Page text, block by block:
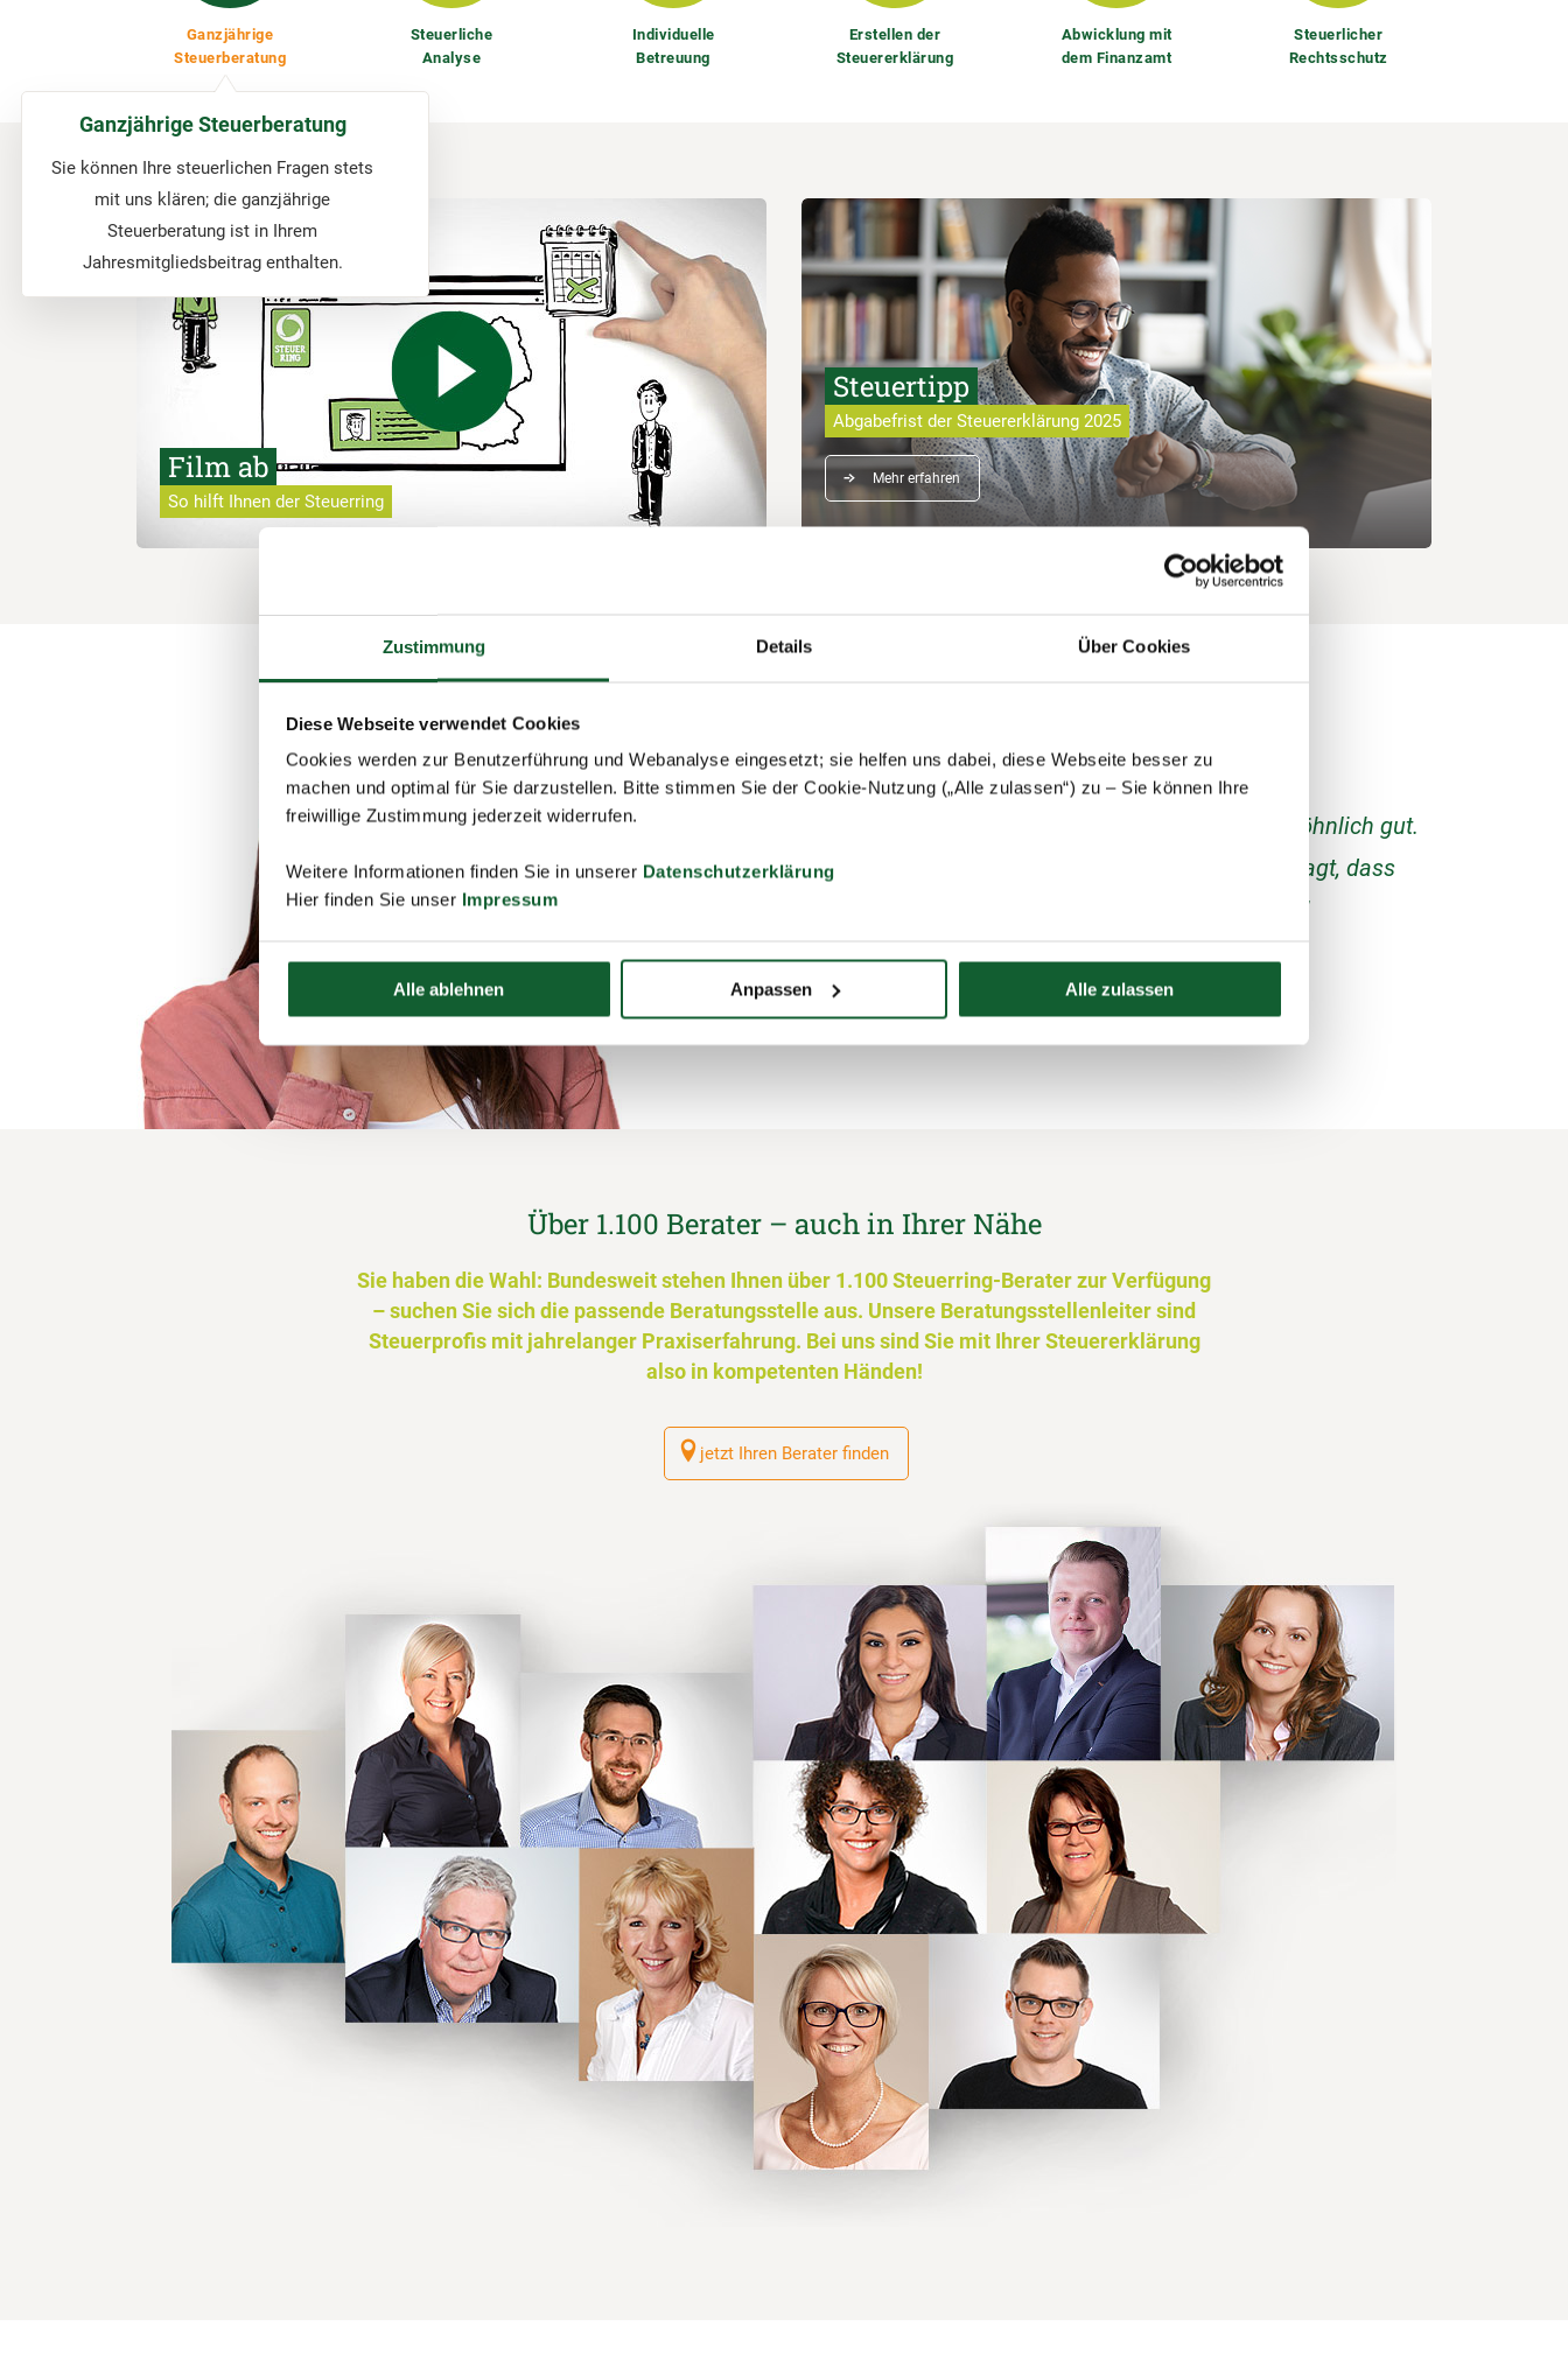
Zustimmung Details Über Cookies
Diese Webseite verwendet Cookies
Cookies werden zur Benutzerführung und Webanalyse eingesetzt; sie helfen uns dabei, diese Webseite besser zu
machen und optimal für Sie darzustellen. Bitte stimmen Sie der Cookie-Nutzung („Alle zulassen“) zu – Sie können Ihre
freiwillige Zustimmung jederzeit widerrufen.
Weitere Informationen finden Sie in unserer Datenschutzerklärung
Hier finden Sie unser Impressum
Alle ablehnen Anpassen Alle zulassen
Ganzjährige
Steuerberatung
Ganzjährige Steuerberatung
Sie können Ihre steuerlichen Fragen stets
mit uns klären; die ganzjährige
Steuerberatung ist in Ihrem
Jahresmitgliedsbeitrag enthalten.
Steuerliche
Analyse
Individuelle
Betreuung
Erstellen der
Steuererklärung
Abwicklung mit
dem Finanzamt
Steuerlicher
Rechtsschutz
Film ab
So hilft Ihnen der Steuerring
Steuertipp
Abgabefrist der Steuererklärung 2025
Mehr erfahren
Was denken unsere Mitglieder über den Steuerring?
„Die Terminvergabe und Beratung sind außergewöhnlich gut.
Es wird auf alles eingegangen und auch nachgefragt, dass
Über 1.100 Berater – auch in Ihrer Nähe
Sie haben die Wahl: Bundesweit stehen Ihnen über 1.100 Steuerring-Berater zur Verfügung
– suchen Sie sich die passende Beratungsstelle aus. Unsere Beratungsstellenleiter sind
Steuerprofis mit jahrelanger Praxiserfahrung. Bei uns sind Sie mit Ihrer Steuererklärung
also in kompetenten Händen!
jetzt Ihren Berater finden